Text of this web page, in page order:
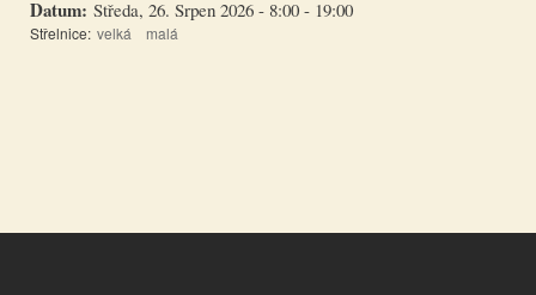
Datum: Středa, 26. Srpen 2026 - 8:00 - 19:00
Střelnice: velká malá